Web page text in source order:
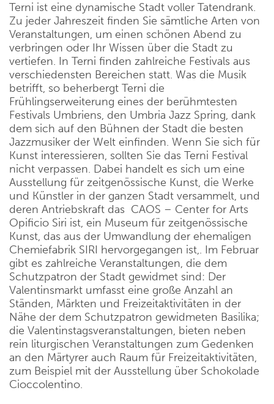
Terni ist eine dynamische Stadt voller Tatendrank.
Zu jeder Jahreszeit finden Sie sämtliche Arten von
Veranstaltungen, um einen schönen Abend zu
verbringen oder Ihr Wissen über die Stadt zu
vertiefen. In Terni finden zahlreiche Festivals aus
verschiedensten Bereichen statt. Was die Musik
betrifft, so beherbergt Terni die
Frühlingserweiterung eines der berühmtesten
Festivals Umbriens, den Umbria Jazz Spring, dank
dem sich auf den Bühnen der Stadt die besten
Jazzmusiker der Welt einfinden. Wenn Sie sich für
Kunst interessieren, sollten Sie das Terni Festival
nicht verpassen. Dabei handelt es sich um eine
Ausstellung für zeitgenössische Kunst, die Werke
und Künstler in der ganzen Stadt versammelt, und
deren Antriebskraft das CAOS – Center for Arts
Opificio Siri ist, ein Museum für zeitgenössische
Kunst, das aus der Umwandlung der ehemaligen
Chemiefabrik SIRI hervorgegangen ist,. Im Februar
gibt es zahlreiche Veranstaltungen, die dem
Schutzpatron der Stadt gewidmet sind: Der
Valentinsmarkt umfasst eine große Anzahl an
Ständen, Märkten und Freizeitaktivitäten in der
Nähe der dem Schutzpatron gewidmeten Basilika;
die Valentinstagsveranstaltungen, bieten neben
rein liturgischen Veranstaltungen zum Gedenken
an den Märtyrer auch Raum für Freizeitaktivitäten,
zum Beispiel mit der Ausstellung über Schokolade
Cioccolentino.